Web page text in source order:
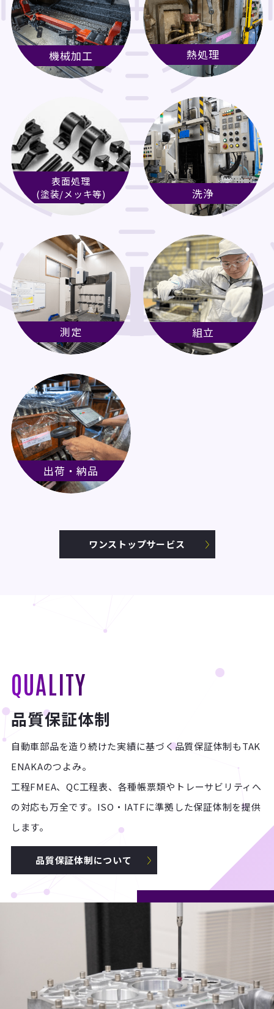
機械加工 熱処理
表面処理
(塗装/メッキ等)
洗浄
測定 組立
出荷・納品
ワンストップサービス
QUALITY
品質保証体制
自動車部品を造り続けた実績に基づく品質保証体制もTAK
ENAKAのつよみ。
工程FMEA、QC工程表、各種帳票類やトレーサビリティへ
の対応も万全です。ISO・IATFに準拠した保証体制を提供
します。
品質保証体制について